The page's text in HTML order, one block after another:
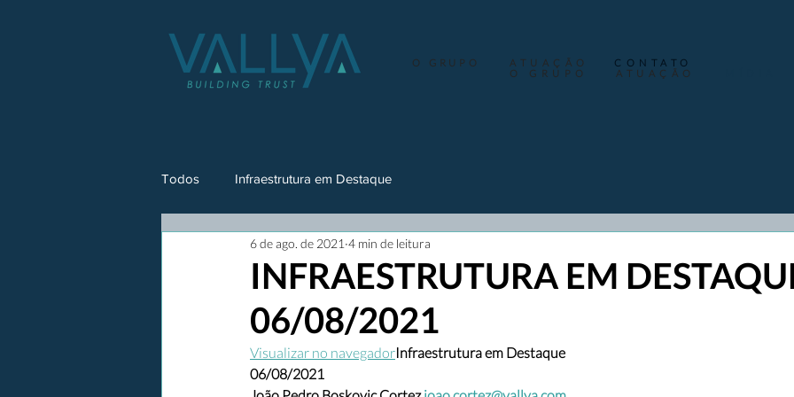
O GRUPO ATUAÇÃO
CONTATO
O GRUPO
ATUAÇÃO
Todos Infraestrutura em Destaque
INFRAESTRUTURA EM
06/08/2021
6 de ago. de 2021 4 min de leitura
Visualizar no navegadorInfraestrutura em Destaque
06/08/2021